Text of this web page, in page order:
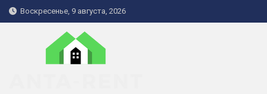
Skip
to
Воскресенье, 9 августа, 2026